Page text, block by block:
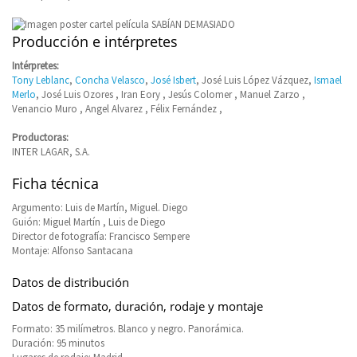
Producción e intérpretes
Intérpretes:
Tony Leblanc, Concha Velasco, José Isbert, José Luis López Vázquez, Ismael
Merlo, José Luis Ozores , Iran Eory , Jesús Colomer , Manuel Zarzo ,
Venancio Muro , Angel Alvarez , Félix Fernández ,
Productoras:
INTER LAGAR, S.A.
Ficha técnica
Argumento: Luis de Martín, Miguel. Diego
Guión: Miguel Martín , Luis de Diego
Director de fotografía: Francisco Sempere
Montaje: Alfonso Santacana
Datos de distribución
Datos de formato, duración, rodaje y montaje
Formato: 35 milímetros. Blanco y negro. Panorámica.
Duración: 95 minutos